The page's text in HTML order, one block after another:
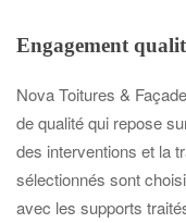
Engagement
Nova Toitures &
de qualité qui repose
des interventions et la
sélectionnés sont
avec les supports